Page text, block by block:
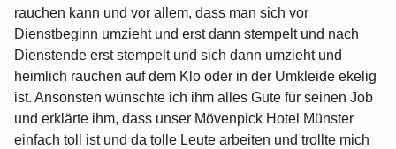
rauchen kann und vor allem, dass man sich vor
Dienstbeginn umzieht und erst dann stempelt und nach
Dienstende erst stempelt und sich dann umzieht und
heimlich rauchen auf dem Klo oder in der Umkleide ekelig
ist. Ansonsten wünschte ich ihm alles Gute für seinen Job
und erklärte ihm, dass unser Mövenpick Hotel Münster
einfach toll ist und da tolle Leute arbeiten und trollte mich